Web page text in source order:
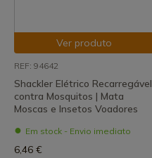
Ver produto
REF: 94642
Shackler Elétrico Recarregável
contra Mosquitos | Mata
Moscas e Insetos Voadores
Em stock - Envio imediato
6,46 €